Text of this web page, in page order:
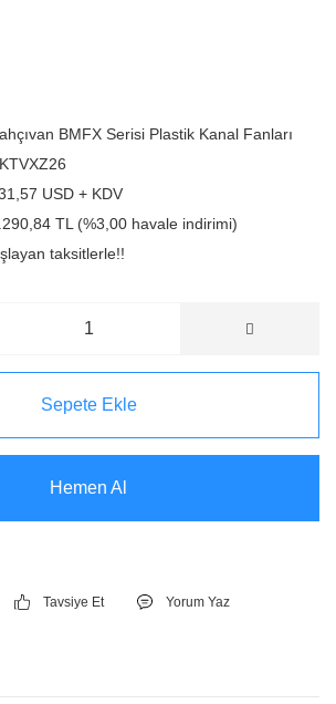
BMFX Serisi Plastik Kanal Fanları
USD + KDV
TL (%3,00 havale indirimi)
taksitlerle!!
Sepete Ekle
Hemen Al
Tavsiye Et Yorum Yaz